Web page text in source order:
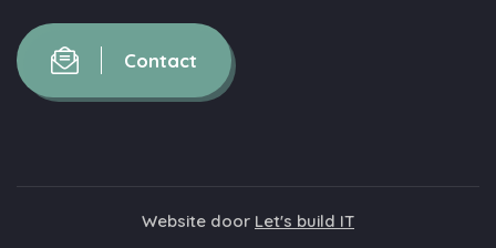
Contact
Website door Let's build IT